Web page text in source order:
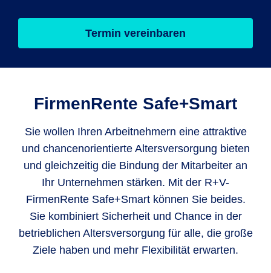
Termin vereinbaren
FirmenRente Safe+Smart
Sie wollen Ihren Arbeitnehmern eine attraktive
und chancenorientierte Altersversorgung bieten
und gleichzeitig die Bindung der Mitarbeiter an
Ihr Unternehmen stärken. Mit der R+V-
FirmenRente Safe+Smart können Sie beides.
Sie kombiniert Sicherheit und Chance in der
betrieblichen Altersversorgung für alle, die große
Ziele haben und mehr Flexibilität erwarten.